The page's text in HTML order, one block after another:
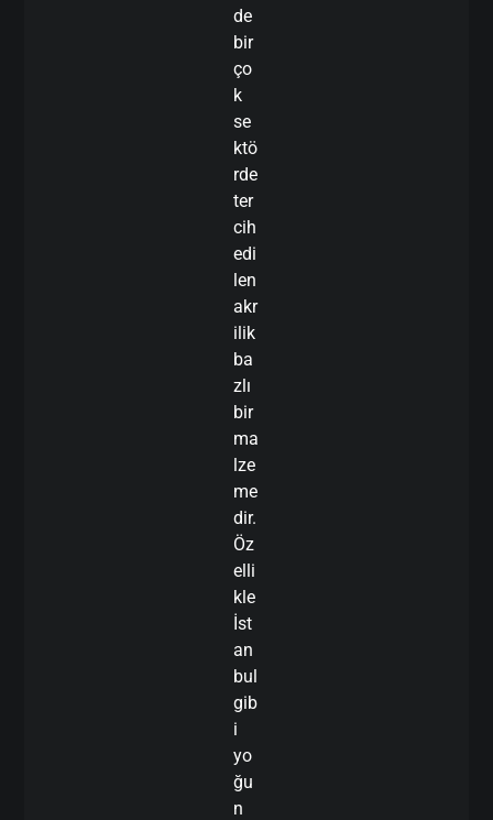
de
bir
ço
k
se
ktö
rde
ter
cih
edi
len
akr
ilik
ba
zlı
bir
ma
lze
me
dir.
Öz
elli
kle
İst
an
bul
gib
i
yo
ğu
n